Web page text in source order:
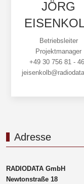
JÖRG
Betriebsleiter
Projektmanager
+49 30 756 81 -
Adresse
RADIODATA GmbH
Newtonstraße 18